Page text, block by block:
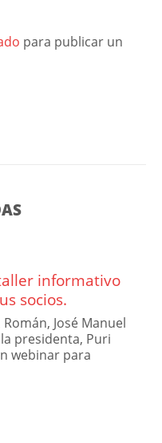
para publicar un
informativo
socios.
José Manuel
presidenta, Puri
webinar para